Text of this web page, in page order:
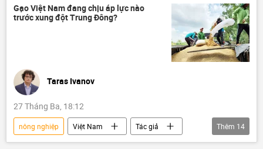
Công nghiệp
Châu Á
Châu Âu
khủng hoảng
thương mại
thực phẩm
năng lượng
Gạo Việt Nam đang chịu áp lực nào
trước xung đột Trung Đông?
Taras Ivanov
27 Tháng Ba, 18:12
nông nghiệp Việt Nam
Tác giả
Quan điểm-Ý kiến
xung đột
Thêm 14